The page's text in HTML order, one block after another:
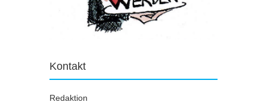
Kontakt
Redaktion